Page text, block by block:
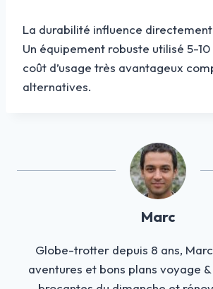
La durabilité influence
Un équipement robuste utilisé 5-
coût d’usage très avantageux
alternatives.
Marc
Globe-trotter depuis 8 ans,
aventures et bons plans voyage